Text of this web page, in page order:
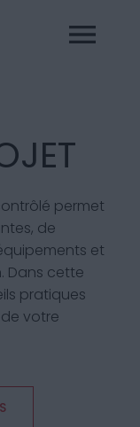
permet
de
et
Dans cette
pratiques
votre